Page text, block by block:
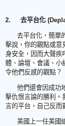
2. 去平台化 (
去平台化，簡單
擊說，你的觀點或意
身安全，因而大聲疾
體、論壇、會議、小
令他們反感的觀點？
他們還會因成功
擊仇恨言論的勝利。
言的平台，自己反而
美國 上一任美國